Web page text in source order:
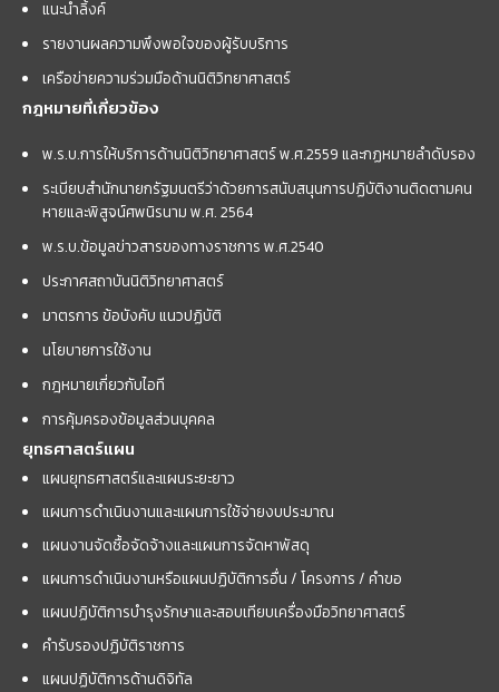
แนะนำลิ้งค์
รายงานผลความพึงพอใจของผู้รับบริการ
เครือข่ายความร่วมมือด้านนิติวิทยาศาสตร์
กฎหมายที่เกี่ยวข้อง
พ.ร.บ.การให้บริการด้านนิติวิทยาศาสตร์ พ.ศ.2559 และกฏหมายลำดับรอง
ระเบียบสำนักนายกรัฐมนตรีว่าด้วยการสนับสนุนการปฏิบัติงานติดตามคน
หายและพิสูจน์ศพนิรนาม พ.ศ. 2564
พ.ร.บ.ข้อมูลข่าวสารของทางราชการ พ.ศ.2540
ประกาศสถาบันนิติวิทยาศาสตร์
มาตรการ ข้อบังคับ แนวปฏิบัติ
นโยบายการใช้งาน
กฎหมายเกี่ยวกับไอที
การคุ้มครองข้อมูลส่วนบุคคล
ยุทธศาสตร์แผน
แผนยุทธศาสตร์และแผนระยะยาว
แผนการดำเนินงานและแผนการใช้จ่ายงบประมาณ
แผนงานจัดซื้อจัดจ้างและแผนการจัดหาพัสดุ
แผนการดำเนินงานหรือแผนปฏิบัติการอื่น / โครงการ / คำขอ
แผนปฏิบัติการบำรุงรักษาและสอบเทียบเครื่องมือวิทยาศาสตร์
คำรับรองปฏิบัติราชการ
แผนปฏิบัติการด้านดิจิทัล